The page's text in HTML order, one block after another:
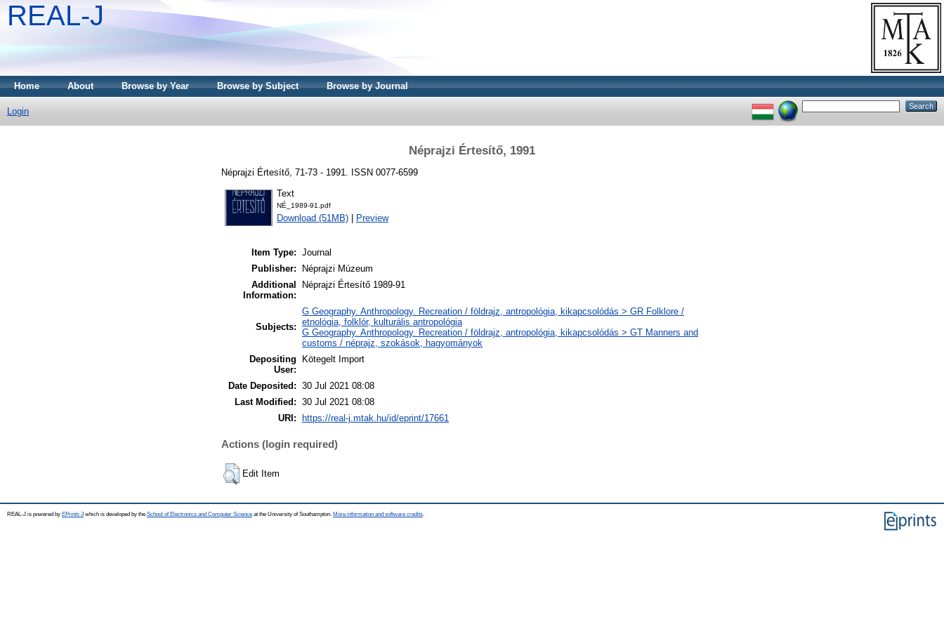
REAL-J
Home About Browse by Year Browse by Subject Browse by Journal
Login
Néprajzi Értesítő, 1991
Néprajzi Értesítő, 71-73 - 1991. ISSN 0077-6599
Text
NÉ_1989-91.pdf
Download (51MB) Preview
Item Type: Journal
Publisher:
Néprajzi Múzeum
Additional
Information:
Néprajzi Értesítő 1989-91
Subjects:
G Geography. Anthropology. Recreation / földrajz, antropológia, kikapcsolódás > GR Folklore /
etnológia, folklór, kulturális antropológia
G Geography. Anthropology. Recreation / földrajz, antropológia, kikapcsolódás > GT Manners and
customs / néprajz, szokások, hagyományok
Depositing
User:
Kötegelt Import
Date Deposited: 30 Jul 2021 08:08
Last Modified: 30 Jul 2021 08:08
URI:
https://real-j.mtak.hu/id/eprint/17661
Actions (login required)
Edit Item
REAL-J is powered by EPrints 3which is developed by the School of Electronics and Computer Science at the University of Southampton. More information and software credits